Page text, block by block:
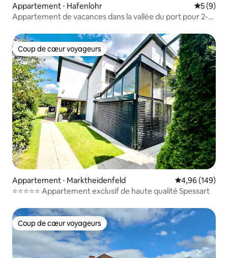
Appartement ⋅ Hafenlohr
5 (9)
Appartement de vacances dans la vallée du port pour 2-3
Coup de cœur voyageurs
Coup de cœur voyageurs
Appartement ⋅ Marktheidenfeld Évaluation
4,96 (149)
⭐️⭐️⭐️⭐️⭐️ Appartement exclusif de haute qualité Spessart
Coup de cœur voyageurs
Coup de cœur voyageurs